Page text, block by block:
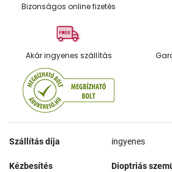
Bizonságos online fizetés
Akár ingyenes szállítás
Szállítás díja ingyenes
Kézbesítés Dioptriás